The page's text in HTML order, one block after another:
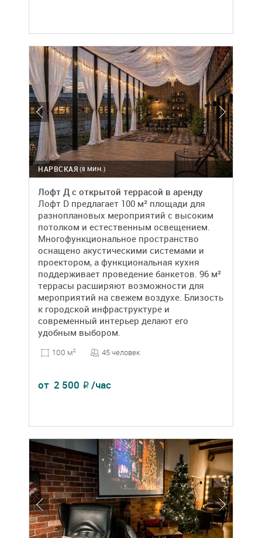
(8 МИН.)
НАРВСКАЯ
Лофт Д с открытой террасой в аренду
Лофт D предлагает 100 м² площади для
разноплановых мероприятий с высоким
потолком и естественным освещением.
Многофункциональное пространство
оснащено акустическими системами и
проектором, а функциональная кухня
поддерживает проведение банкетов. 96 м²
террасы расширяют возможности для
мероприятий на свежем воздухе. Близость
к городской инфраструктуре и
современный интерьер делают его
удобным выбором.
100 м2 45 человек
от 2 500 ₽ /час